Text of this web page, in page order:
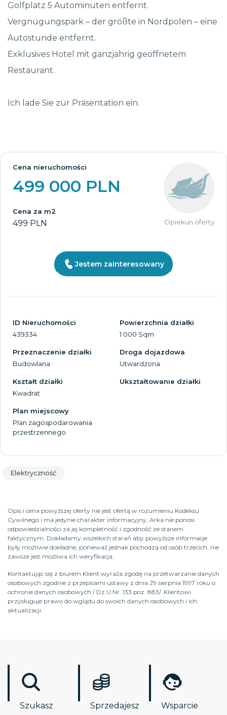
Golfplatz 5 Autominuten entfernt.
Vergnügungspark – der größte in Nordpolen – eine
Autostunde entfernt.
Exklusives Hotel mit ganzjährig geöffnetem
Restaurant.
Ich lade Sie zur Präsentation ein.
Cena nieruchomości
499 000 PLN
Cena za m2
499 PLN Opiekun oferty
Jestem zainteresowany
ID Nieruchomości
439334
Powierzchnia działki
1 000 Sqm
Przeznaczenie działki
Budowlana
Droga dojazdowa
Utwardzona
Kształt działki
Kwadrat
Ukształtowanie działki
Plan miejscowy
Plan zagospodarowania
przestrzennego
Elektryczność
Opis i cena powyższej oferty nie jest ofertą w rozumieniu Kodeksu
Cywilnego i ma jedynie charakter informacyjny, Arka nie ponosi
odpowiedzialności za jej kompletność i zgodność ze stanem
faktycznym. Dokładamy wszelkich starań aby powyższe informacje
były możliwie dokładne, ponieważ jednak pochodzą od osób trzecich, nie
zawsze jest możliwa ich weryfikacja.
Kontaktując się z biurem Klient wyraża zgodę na przetwarzanie danych
osobowych zgodnie z przepisami ustawy z dnia 29 sierpnia 1997 roku o
ochronie danych osobowych / Dz.U.Nr. 133 poz. 883/. Klientowi
przysługuje prawo do wglądu do swoich danych osobowych i ich
aktualizacji.
Szukasz Sprzedajesz Wsparcie